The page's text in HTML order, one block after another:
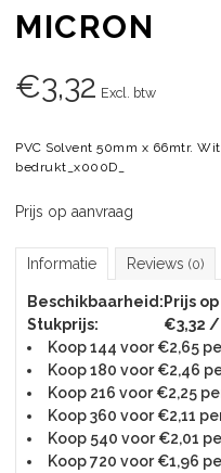
MICRON
€3,32 Excl. btw
PVC Solvent 50mm x 66mtr.
bedrukt_x000D_
Prijs op aanvraag
Informatie Reviews (0)
Beschikbaarheid:Prijs
Stukprijs:
€3,32
Koop 144 voor €2,65
Koop 180 voor €2,46
Koop 216 voor €2,25
Koop 360 voor €2,11
Koop 540 voor €2,01
Koop 720 voor €1,96